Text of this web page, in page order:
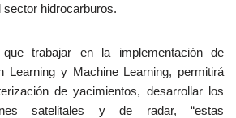
hidrocarburos.
trabajar en la implementación de
Learning y Machine Learning, permitirá
de yacimientos, desarrollar los
satelitales y de radar, “estas